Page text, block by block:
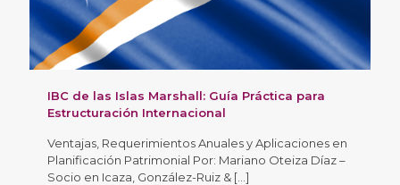
IBC de las Islas Marshall: Guía Práctica para
Estructuración Internacional
Ventajas, Requerimientos Anuales y Aplicaciones en
Planificación Patrimonial Por: Mariano Oteiza Díaz –
Socio en Icaza, González-Ruiz & […]